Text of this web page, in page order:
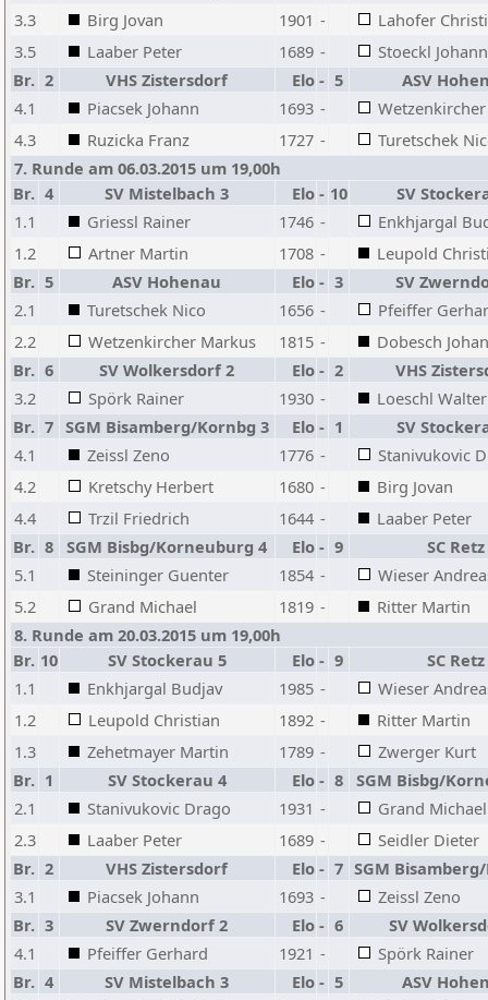
3.3
Birg Jovan 1901 -
Lahofer
3.5
Laaber Peter 1689 -
Stoeckl
Br. 2 VHS Zistersdorf Elo - 5
ASV
4.1
Piacsek Johann 1693 -
4.3
Ruzicka Franz 1727 -
Turetschek
7. Runde am 06.03.2015 um 19,00h
Br. 4 SV Mistelbach 3 Elo - 10
SV
1.1
Griessl Rainer 1746 -
Enkhjargal
1.2
Artner Martin 1708 -
Leupold
Br. 5 ASV Hohenau Elo - 3
SV
2.1
Turetschek Nico 1656 -
Pfeiffer
2.2
Wetzenkircher Markus 1815 -
Dobesch
Br. 6 SV Wolkersdorf 2 Elo - 2
VHS
3.2
Spörk Rainer 1930 -
Loeschl Walter
Br. 7 SGM Bisamberg/Kornbg 3 Elo - 1
SV
4.1
Zeissl Zeno 1776 -
Stanivukovic
4.2
Kretschy Herbert 1680 -
Birg Jovan
4.4
Trzil Friedrich 1644 -
Laaber Peter
Br. 8 SGM Bisbg/Korneuburg 4 Elo - 9
SC Retz
5.1
Steininger Guenter 1854 -
Wieser
5.2
Grand Michael 1819 -
Ritter Martin
8. Runde am 20.03.2015 um 19,00h
Br. 10 SV Stockerau 5 Elo - 9
SC Retz
1.1
Enkhjargal Budjav 1985 -
Wieser
1.2
Leupold Christian 1892 -
Ritter Martin
1.3
Zehetmayer Martin 1789 -
Zwerger Kurt
Br. 1 SV Stockerau 4 Elo - 8 SGM Bisbg/
2.1
Stanivukovic Drago 1931 -
Grand Michael
2.3
Laaber Peter 1689 -
Seidler Dieter
Br. 2 VHS Zistersdorf Elo - 7 SGM
3.1
Piacsek Johann 1693 -
Zeissl Zeno
Br. 3 SV Zwerndorf 2 Elo - 6
SV
4.1
Pfeiffer Gerhard 1921 -
Spörk Rainer
Br. 4 SV Mistelbach 3 Elo - 5
ASV